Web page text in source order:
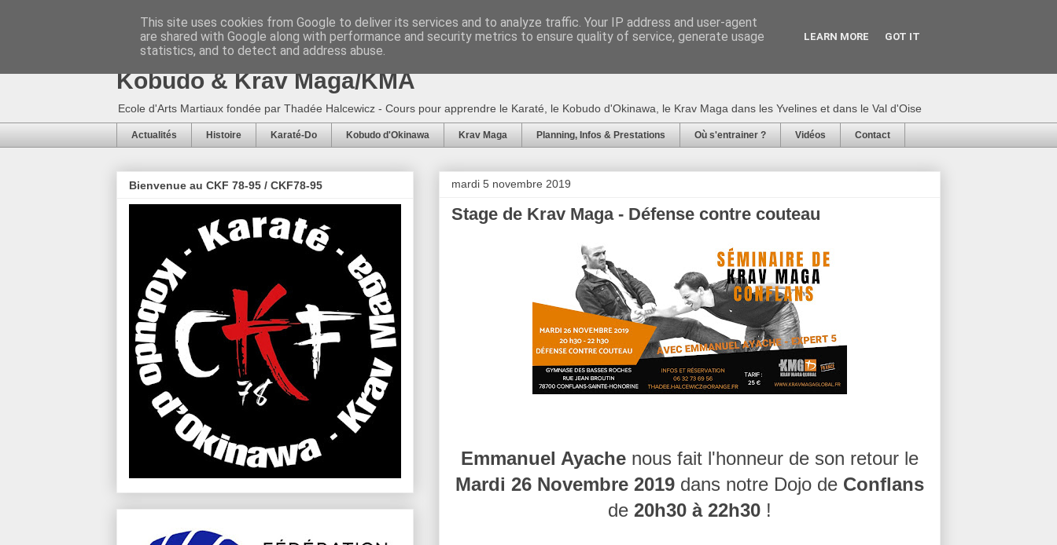
CKF 78-95 / CKF78-95 - Ecole Arts Martiaux d'Adam Neuman : Karaté,
Kobudo & Krav Maga/KMA
Ecole d'Arts Martiaux fondée par Thadée Halcewicz - Cours pour apprendre le Karaté, le Kobudo d'Okinawa, le Krav Maga dans les Yvelines et dans le Val d'Oise
Actualités Histoire Karaté-Do Kobudo d'Okinawa Krav Maga Planning, Infos & Prestations Où s'entrainer ? Vidéos Contact
mardi 5 novembre 2019
Stage de Krav Maga - Défense contre couteau
Emmanuel Ayache nous fait l'honneur de son retour le
Mardi 26 Novembre 2019 dans notre Dojo de Conflans
de 20h30 à 22h30 !
Bienvenue au CKF 78-95 / CKF78-95
This site uses cookies from Google to deliver its services and to analyze traffic. Your IP address and user-agent
are shared with Google along with performance and security metrics to ensure quality of service, generate usage
statistics, and to detect and address abuse.
LEARN MORE GOT IT